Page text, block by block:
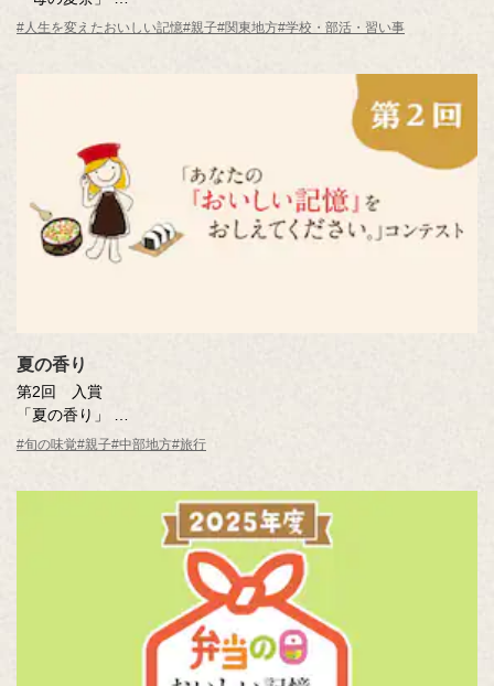
井上 秀子さん（東京都・45歳）
#人生を変えたおいしい記憶#親子#関東地方#学校・部活・習い事
夏の香り
第2回 入賞
「夏の香り」
曽田 喜人さん（愛知県）
#旬の味覚#親子#中部地方#旅行